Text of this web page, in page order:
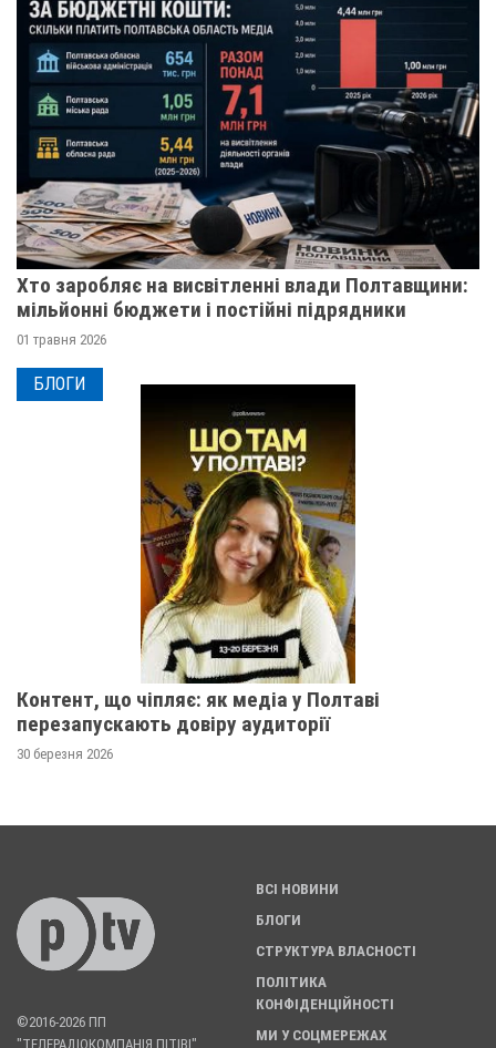
Хто заробляє на висвітленні влади Полтавщини:
мільйонні бюджети і постійні підрядники
01 травня 2026
БЛОГИ
Контент, що чіпляє: як медіа у Полтаві
перезапускають довіру аудиторії
30 березня 2026
©2016-2026 ПП
"ТЕЛЕРАДІОКОМПАНІЯ ПІТІВІ".
ВСІ НОВИНИ
БЛОГИ
СТРУКТУРА ВЛАСНОСТІ
ПОЛІТИКА
КОНФІДЕНЦІЙНОСТІ
МИ У СОЦМЕРЕЖАХ